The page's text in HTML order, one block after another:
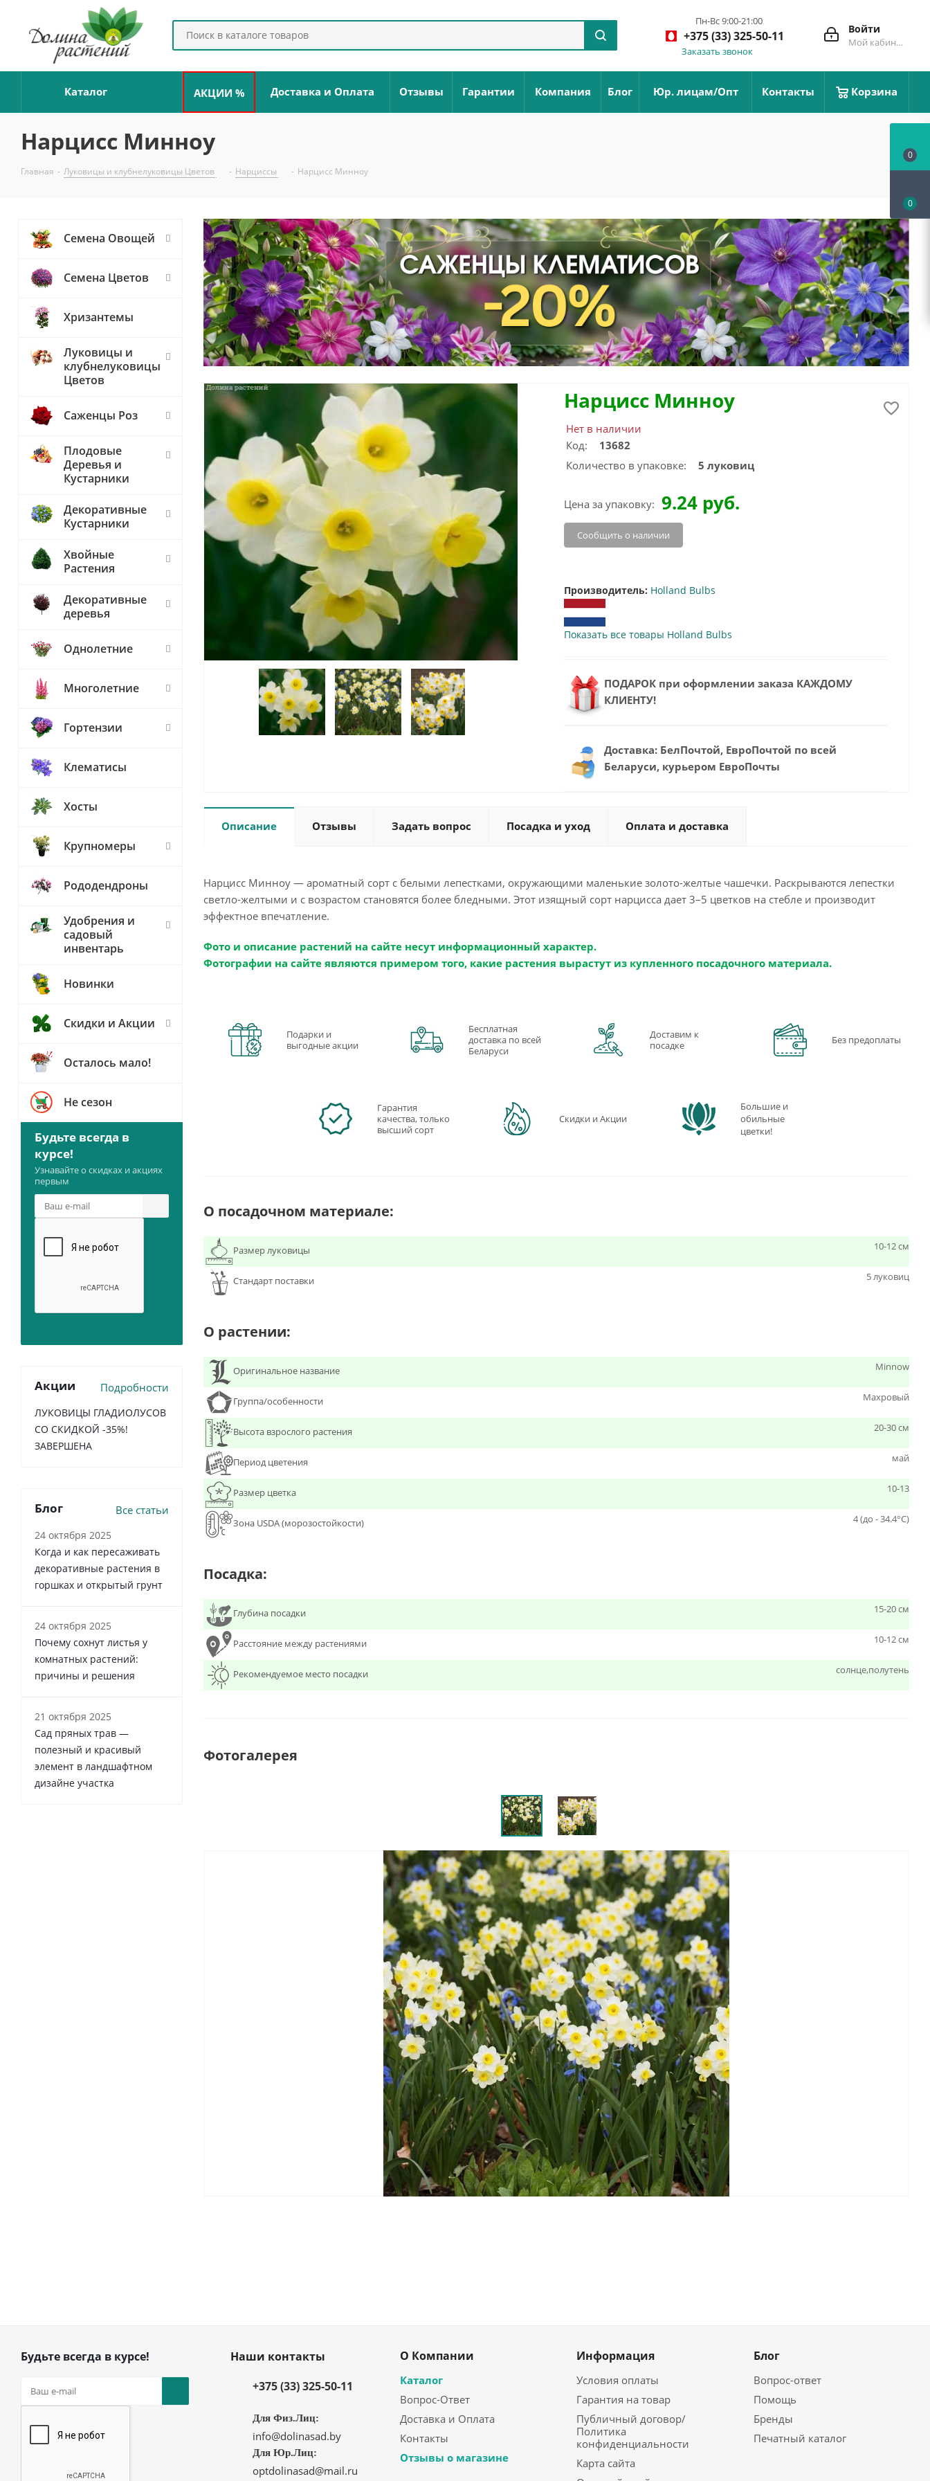
Войти
Мой кабинет
Пн-Вс 9:00-21:00
+375 (33) 325-50-11
Заказать звонок
Каталог АКЦИИ % Доставка и Оплата Отзывы Гарантии Компания Блог Юр. лицам/Опт Контакты Корзина
Нарцисс Минноу
Главная - Луковицы и клубнелуковицы Цветов - Нарциссы - Нарцисс Минноу
Нарцисс Минноу
Нет в наличии
Код:
13682
Количество в упаковке:
5 луковиц
Цена за упаковку: 9.24 руб.
Сообщить о наличии
Производитель: Holland Bulbs
Показать все товары Holland Bulbs
ПОДАРОК при оформлении заказа КАЖДОМУ
КЛИЕНТУ!
Доставка: БелПочтой, ЕвроПочтой по всей
Беларуси, курьером ЕвроПочты
Описание Отзывы Задать вопрос Посадка и уход Оплата и доставка
Нарцисс Минноу — ароматный сорт с белыми лепестками, окружающими маленькие золото-желтые чашечки. Раскрываются лепестки
светло-желтыми и с возрастом становятся более бледными. Этот изящный сорт нарцисса дает 3–5 цветков на стебле и производит
эффектное впечатление.
Фото и описание растений на сайте несут информационный характер.
Фотографии на сайте являются примером того, какие растения вырастут из купленного посадочного материала.
Подарки и
выгодные акции
Бесплатная
доставка по всей
Беларуси
Доставим к
посадке
Без предоплаты
Гарантия
качества, только
высший сорт
Скидки и Акции
Большие и
обильные
цветки!
О посадочном материале:
Размер луковицы 10-12 см
Стандарт поставки 5 луковиц
О растении:
Оригинальное название Minnow
Группа/особенности Махровый
Высота взрослого растения 20-30 см
Период цветения май
Размер цветка 10-13
Зона USDA (морозостойкости) 4 (до - 34.4°С)
Посадка:
Глубина посадки 15-20 см
Расстояние между растениями 10-12 см
Рекомендуемое место посадки солнце,полутень
Фотогалерея
Семена Овощей
Семена Цветов
Хризантемы
Луковицы и
клубнелуковицы
Цветов
Саженцы Роз
Плодовые
Деревья и
Кустарники
Декоративные
Кустарники
Хвойные
Растения
Декоративные
деревья
Однолетние
Многолетние
Гортензии
Клематисы
Хосты
Крупномеры
Рододендроны
Удобрения и
садовый
инвентарь
Новинки
Скидки и Акции
Осталось мало!
Не сезон
Будьте всегда в
курсе!
Узнавайте о скидках и акциях
первым
Акции Подробности
ЛУКОВИЦЫ ГЛАДИОЛУСОВ
СО СКИДКОЙ -35%!
ЗАВЕРШЕНА
Блог Все статьи
24 октября 2025
Когда и как пересаживать
декоративные растения в
горшках и открытый грунт
24 октября 2025
Почему сохнут листья у
комнатных растений:
причины и решения
21 октября 2025
Сад пряных трав —
полезный и красивый
элемент в ландшафтном
дизайне участка
Будьте всегда в курсе!
Наши контакты
+375 (33) 325-50-11
Для Физ.Лиц:
info@dolinasad.by
Для Юр.Лиц:
optdolinasad@mail.ru
О Компании
Каталог
Вопрос-Ответ
Доставка и Оплата
Контакты
Отзывы о магазине
Информация
Условия оплаты
Гарантия на товар
Публичный договор/
Политика
конфиденциальности
Карта сайта
Блог
Вопрос-ответ
Помощь
Бренды
Печатный каталог
0
0